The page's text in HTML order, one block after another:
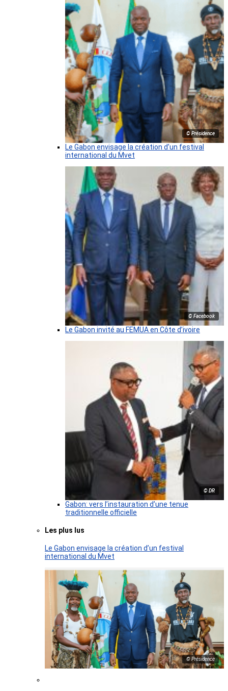
© Présidence
Le Gabon envisage la création d’un festival
international du Mvet
© Facebook
Le Gabon invité au FEMUA en Côte d’ivoire
© DR
Gabon: vers l’instauration d’une tenue
traditionnelle officielle
Les plus lus
Le Gabon envisage la création d’un festival
international du Mvet
© Présidence